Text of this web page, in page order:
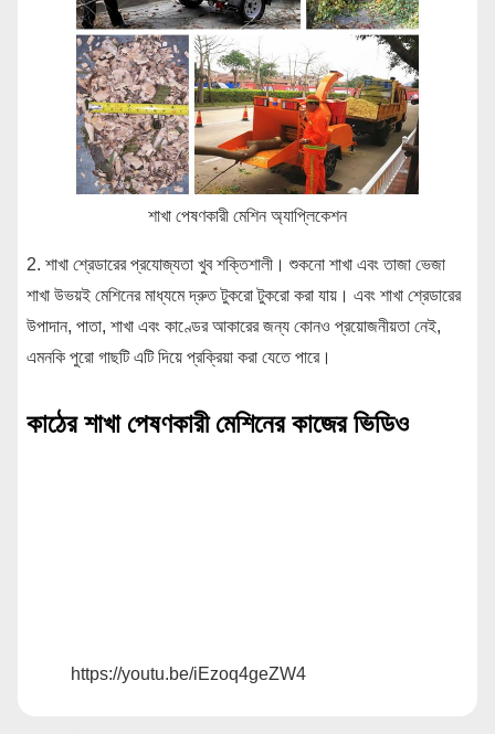
শাখা পেষণকারী মেশিন অ্যাপ্লিকেশন
2. শাখা শ্রেডারের প্রযোজ্যতা খুব শক্তিশালী। শুকনো শাখা এবং তাজা ভেজা
শাখা উভয়ই মেশিনের মাধ্যমে দ্রুত টুকরো টুকরো করা যায়। এবং শাখা শ্রেডারের
উপাদান, পাতা, শাখা এবং কাণ্ডের আকারের জন্য কোনও প্রয়োজনীয়তা নেই,
এমনকি পুরো গাছটি এটি দিয়ে প্রক্রিয়া করা যেতে পারে।
কাঠের শাখা পেষণকারী মেশিনের কাজের ভিডিও
https://youtu.be/iEzoq4geZW4